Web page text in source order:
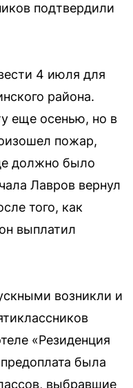
подтвердили
4 июля для
района.
еще осенью, но в
пожар,
должно было
Лавров вернул
того, как
выплатил
возникли и
«Резиденция
была
выбравшие